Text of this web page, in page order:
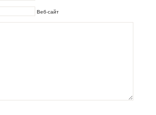
Веб-сайт